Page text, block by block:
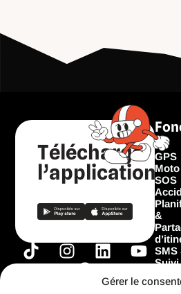
Gérer le
Télécharger
l’application
T
i
I
n
L
i
n
Y
o
u
a
GPS
Moto
SOS
&
SMS
Suivi
Les